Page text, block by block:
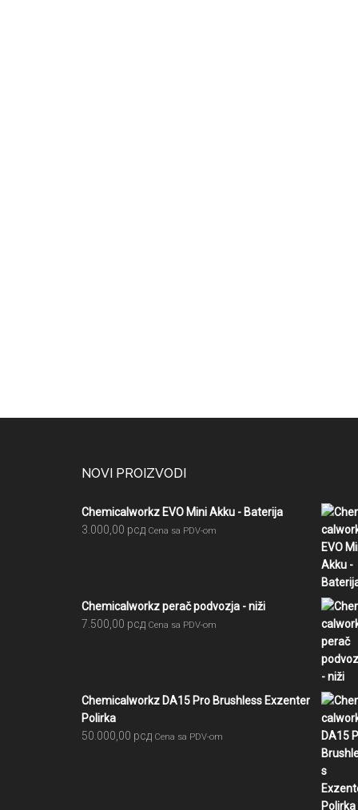
NOVI PROIZVODI
Chemicalworkz EVO Mini Akku - Baterija
3.000,00 рсд Cena sa PDV-om
Chemicalworkz perač podvozja - niži
7.500,00 рсд Cena sa PDV-om
Chemicalworkz DA15 Pro Brushless Exzenter
Polirka
50.000,00 рсд Cena sa PDV-om